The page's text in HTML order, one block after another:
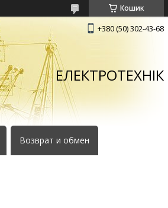
Кошик
+380 (50) 302-43-68
ЕЛЕКТРОТЕХНІК
Возврат и обмен